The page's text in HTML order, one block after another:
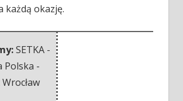
każdą okazję.
SETKA -
Polska -